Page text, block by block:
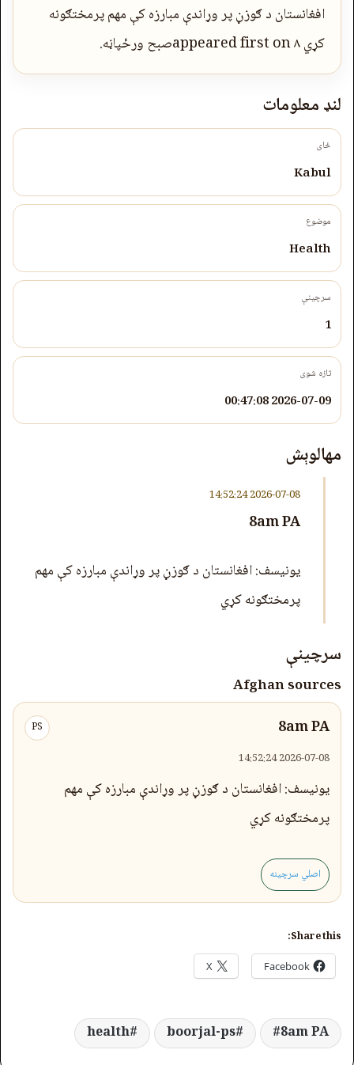
افغانستان د ګوزڼ پر وړاندې مبارزه کې مهم پرمختګونه
کړي appeared first on ۸صبح ورځپاڼه.
لنډ معلومات
ځای
Kabul
موضوع
Health
سرچینې
1
تازه شوی
2026-07-09 00:47:08
مهالوېش
2026-07-08 14:52:24
8am PA
یونیسف: افغانستان د ګوزڼ پر وړاندې مبارزه کې مهم
پرمختګونه کړي
سرچینې
Afghan sources
8am PA
PS
2026-07-08 14:52:24
یونیسف: افغانستان د ګوزڼ پر وړاندې مبارزه کې مهم
پرمختګونه کړي
اصلي سرچینه
Share this:
Facebook
X
8am PA
boorjal-ps
health